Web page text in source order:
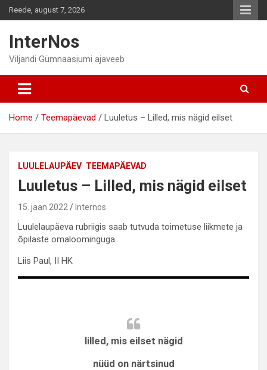
Skip
to
Reede, august 7, 2026
InterNos
Viljandi Gümnaasiumi ajaveeb
Home Teemapäevad Luuletus – Lilled, mis nägid eilset
LUULELAUPÄEV TEEMAPÄEVAD
Luuletus – Lilled, mis nägid eilset
15. jaan 2022 Internos
Luulelaupäeva rubriigis saab tutvuda toimetuse liikmete ja
õpilaste omaloominguga.
Liis Paul, II HK
lilled, mis eilset nägid
nüüd on närtsinud